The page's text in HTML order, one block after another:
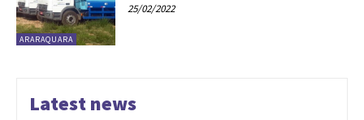
ARARAQUARA
25/02/2022
Latest news